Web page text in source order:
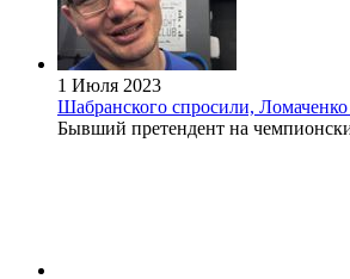
1 Июля 2023
Шабранского спросили,
Бывший претендент на